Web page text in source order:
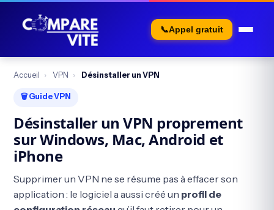
📞Appel gratuit
Accueil › VPN › Désinstaller un VPN
🗑️ Guide VPN
Désinstaller un VPN proprement
sur Windows, Mac, Android et
iPhone
Supprimer un VPN ne se résume pas à effacer son
application : le logiciel a aussi créé un profil de